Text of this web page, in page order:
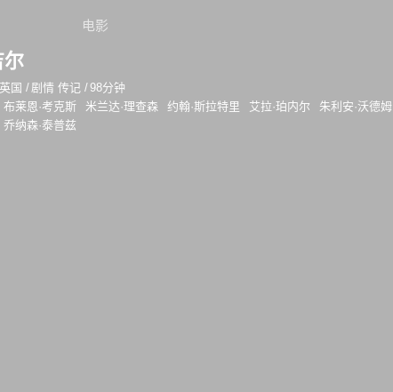
电影
尔
英国 /剧情 传记 /98分钟
布莱恩·考克斯 米兰达·理查森 约翰·斯拉特里 艾拉·珀内尔 朱利安·沃德姆
乔纳森·泰普兹